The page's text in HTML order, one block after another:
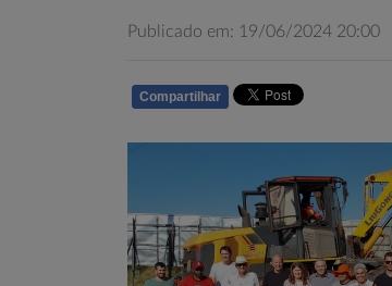
Publicado em: 19/06/2024 20:00
Compartilhar